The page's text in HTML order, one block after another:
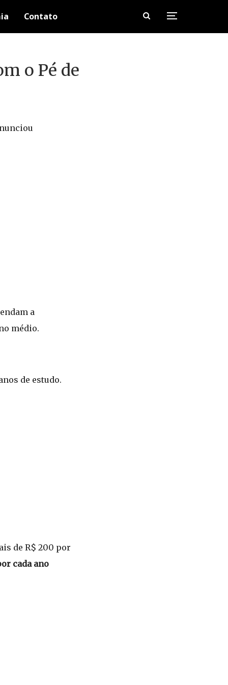
Contato
o Pé de
a
médio.
de estudo.
de R$ 200 por
cada ano